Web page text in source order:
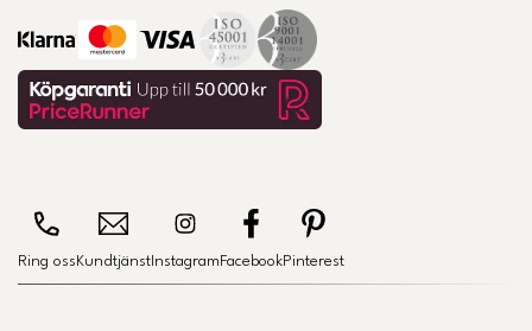
Ring oss Kundtjänst Instagram FacebookPinterest